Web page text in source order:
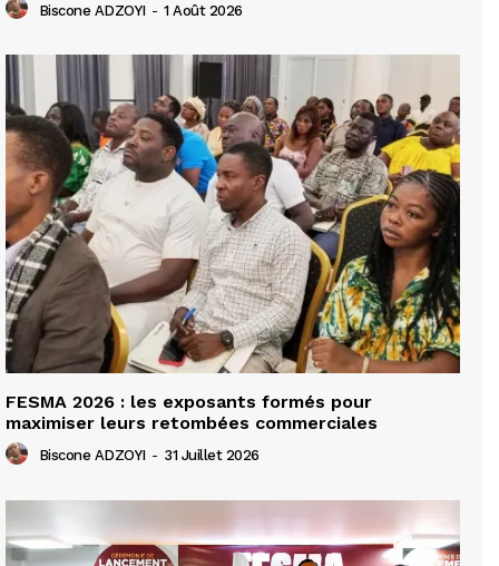
Biscone ADZOYI - 1 Août 2026
FESMA 2026 : les exposants formés pour
maximiser leurs retombées commerciales
Biscone ADZOYI - 31 Juillet 2026